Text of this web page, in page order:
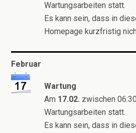
Wartungsarbeiten statt.
Es kann sein, dass in
Homepage kurzfristig
Februar
Wartung
Am 17.02. zwischen
Wartungsarbeiten statt.
Es kann sein, dass in